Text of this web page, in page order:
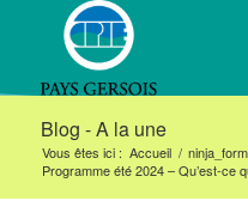
Blog - A la une
Vous êtes ici : Accueil /
Programme été 2024 – Qu’est-ce